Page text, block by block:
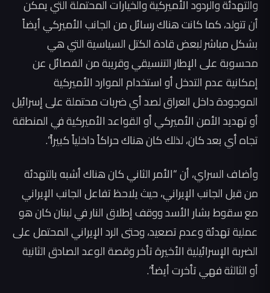
والتهدئة والردود الأميركية والخيارات المحتملة التي يمكن
أن تتولد، كما كانت هناك رسائل من الجانب الأميركي أيضاً
بشكل مباشر لبعض قادة الكتل السياسية التي هي
محسوبة على الإطار التنسيقي وقريبة من الفصائل عن
إمكانية عدم التدخل أو استخدام الموارد الأميركية
الموجودة داخل العراق لصد أي ضربات محتملة على إسرائيل
أو تهديد الأمن الأميركي أو القواعد الأميركية في المنطقة
تجاه أي بعد كان، لذلك كان هناك حراكاً داخلياً كبيراً”.
وأضاف السراي، أن “الأمر الثاني كان هناك أشبه بالتهدئة
من قبل الجانب الإيراني، حيث يلاحظ تفاعل الجانب الإيراني
مع سقوط بشار الأسد ووقف إطلاق النار في لبنان كان هو
عملية تهدئة وعدم تصعيد، وحتى الرد الإيراني المحتمل على
الضربة الإسرائيلية الأخيرة تأخر وقصة الوعد الصادق الثانية
أو الثالثة فهي تأخرت أيضاً”.